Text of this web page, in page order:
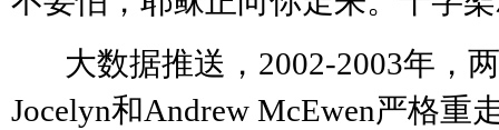
大数据推送， 2002-2003年，
Jocelyn和Andrew McEwen严格重